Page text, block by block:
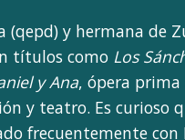
(qepd) y hermana
títulos como Los
y Ana, ópera prima
y teatro. Es curioso
frecuentemente